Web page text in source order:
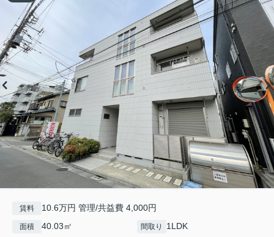
賃料 10.6万円 管理/共益費 4,000円
面積 40.03㎡ 間取り 1LDK